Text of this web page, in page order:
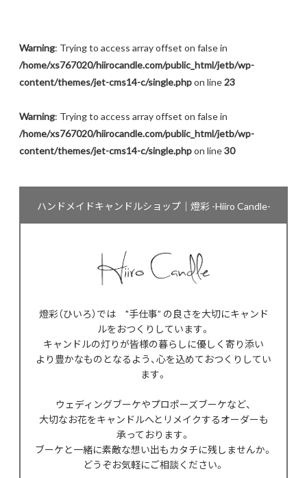
Warning: Trying to access array offset on false in
/home/xs767020/hiirocandle.com/public_html/jetb/wp-
content/themes/jet-cms14-c/single.phpon line23
Warning: Trying to access array offset on false in
/home/xs767020/hiirocandle.com/public_html/jetb/wp-
content/themes/jet-cms14-c/single.phpon line30
ハンドメイドキャンドルショップ｜燈彩 -Hiiro Candle-
燈彩（ひいろ）では "手仕事” の良さを大切にキャンド
ルをおつくりしています。
キャンドルの灯りが皆様の暮らしに優しく寄り添い
より豊かなものとなるよう、心を込めておつくりしてい
ます。
ウェディングブーケやプロポーズブーケなど、
大切なお花をキャンドルへとリメイクするオーダーも
承っております。
ブーケと一緒に素敵な想い出もカタチに残しませんか。
どうぞお気軽にご相談ください。